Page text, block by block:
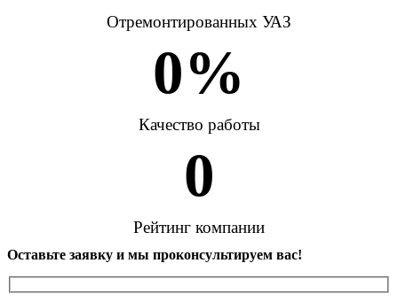
Отремонтированных УАЗ
0%
Качество работы
0
Рейтинг компании
Оставьте заявку и мы проконсультируем вас!